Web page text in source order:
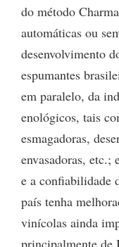
do método
automáticas ou
desenvolvimento
espumantes
em paralelo, da
enológicos, tais
esmagadoras,
envasadoras, etc.;
e a confiabilidade
país tenha
vinícolas ainda